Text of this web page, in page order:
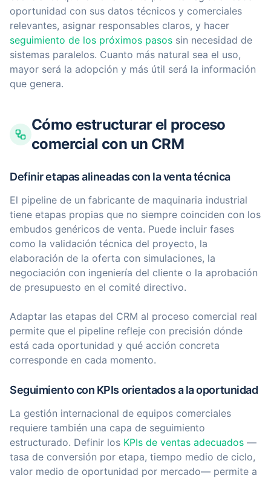
oportunidad con sus datos técnicos y comerciales
relevantes, asignar responsables claros, y hacer
seguimiento de los próximos pasos sin necesidad de
sistemas paralelos. Cuanto más natural sea el uso,
mayor será la adopción y más útil será la información
que genera.
Cómo estructurar el proceso
comercial con un CRM
Definir etapas alineadas con la venta técnica
El pipeline de un fabricante de maquinaria industrial
tiene etapas propias que no siempre coinciden con los
embudos genéricos de venta. Puede incluir fases
como la validación técnica del proyecto, la
elaboración de la oferta con simulaciones, la
negociación con ingeniería del cliente o la aprobación
de presupuesto en el comité directivo.
Adaptar las etapas del CRM al proceso comercial real
permite que el pipeline refleje con precisión dónde
está cada oportunidad y qué acción concreta
corresponde en cada momento.
Seguimiento con KPIs orientados a la oportunidad
La gestión internacional de equipos comerciales
requiere también una capa de seguimiento
estructurado. Definir los KPIs de ventas adecuados —
tasa de conversión por etapa, tiempo medio de ciclo,
valor medio de oportunidad por mercado— permite a